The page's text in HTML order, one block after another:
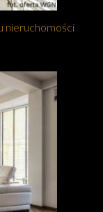
nieruchomości